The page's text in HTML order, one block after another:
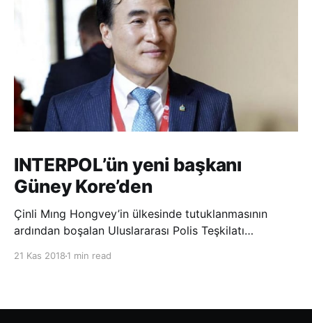
INTERPOL’ün yeni başkanı
Güney Kore’den
Çinli Mıng Hongvey’in ülkesinde tutuklanmasının
ardından boşalan Uluslararası Polis Teşkilatı
21 Kas 2018 1 min read